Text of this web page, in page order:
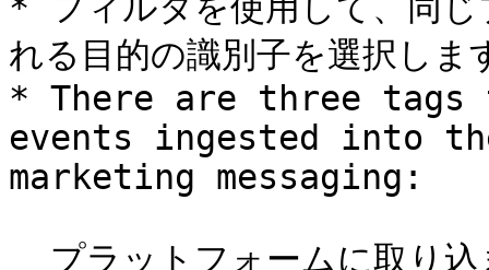
れる目的の識別子を選択しま
* There are three tags
events ingested into
marketing messaging: